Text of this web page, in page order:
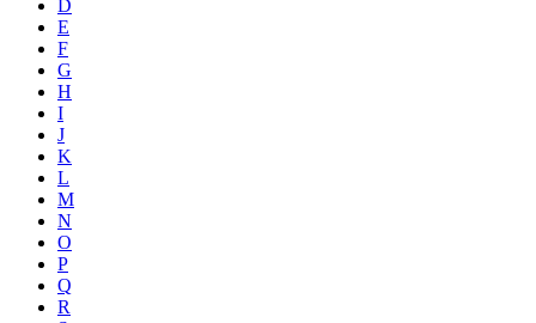
D
E
F
G
H
I
J
K
L
M
N
O
P
Q
R